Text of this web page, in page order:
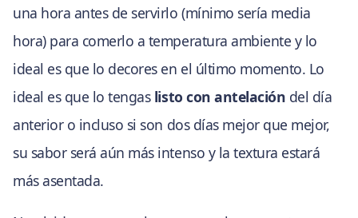
una hora antes de servirlo (mínimo sería media
hora) para comerlo a temperatura ambiente y lo
ideal es que lo decores en el último momento. Lo
ideal es que lo tengas listo con antelación del día
anterior o incluso si son dos días mejor que mejor,
su sabor será aún más intenso y la textura estará
más asentada.